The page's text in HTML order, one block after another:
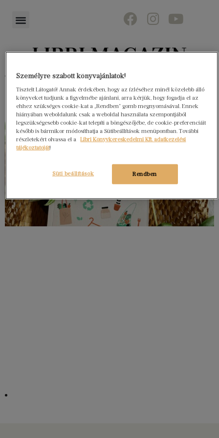
Könyvektől az olvasókig
Személyre szabott könyvajánlatok!
Tisztelt Látogató! Annak érdekében, hogy az ízléséhez minél közelebb álló
könyveket tudjunk a figyelmébe ajánlani, arra kérjük, hogy fogadja el az
ehhez szükséges cookie-kat a „Rendben” gomb megnyomásával. Ennek
hiányában weboldalunk csak a weboldal használata szempontjából
legszükségesebb cookie-kat telepíti a böngészőjébe, de cookie-preferenciáit
később is bármikor módosíthatja a Sütibeállítások menüpontban. További
részletekért olvassa el a
Libri Könyvkereskedelmi Kft. adatkezelési
tájékoztatóját!
Rendben
Süti beállítások